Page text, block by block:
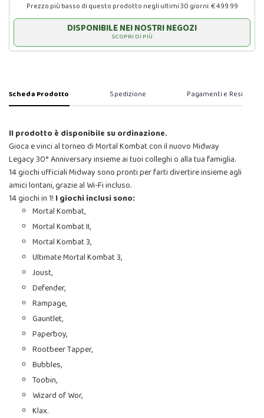
Prezzo più basso di questo prodotto negli ultimi 30 giorni: € 499.99
DISPONIBILE NEI NOSTRI NEGOZI
SCOPRI DI PIÙ
Scheda Prodotto Spedizione Pagamenti e Resi
Il prodotto è disponibile su ordinazione.
Gioca e vinci al torneo di Mortal Kombat con il nuovo Midway
Legacy 30° Anniversary insieme ai tuoi colleghi o alla tua famiglia.
14 giochi ufficiali Midway sono pronti per farti divertire insieme agli
amici lontani, grazie al Wi-Fi incluso.
14 giochi in 1! I giochi inclusi sono:
Mortal Kombat,
Mortal Kombat II,
Mortal Kombat 3,
Ultimate Mortal Kombat 3,
Joust,
Defender,
Rampage,
Gauntlet,
Paperboy,
Rootbeer Tapper,
Bubbles,
Toobin,
Wizard of Wor,
Klax.